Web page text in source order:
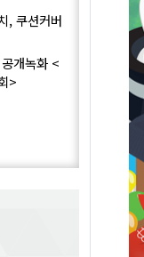
, 쿠션커버
개녹화 <
>